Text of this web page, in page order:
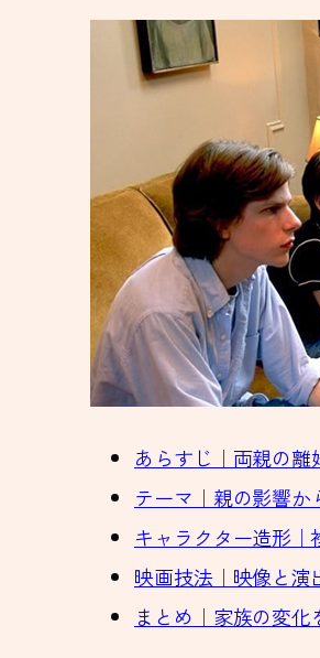
あらすじ｜両親の
テーマ｜親の影響
キャラクター造形｜
映画技法｜映像と
まとめ｜家族の変化